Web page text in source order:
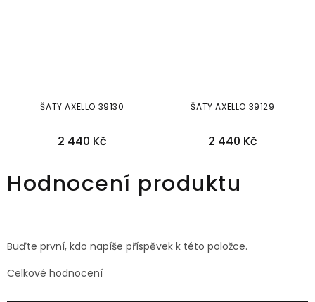
ŠATY AXELLO 39130
2 440 Kč
ŠATY AXELLO 39129
2 440 Kč
Hodnocení produktu
Buďte první, kdo napíše příspěvek k této položce.
Celkové hodnocení